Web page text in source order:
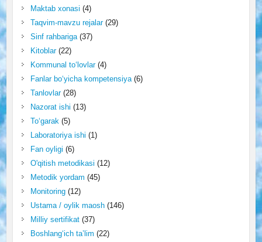
Maktab xonasi (4)
Taqvim-mavzu rejalar(29)
Sinf rahbariga(37)
Kitoblar(22)
Kommunal to‘lovlar(4)
Fanlar bo‘yicha kompetensiya(6)
Tanlovlar(28)
Nazorat ishi (13)
To‘garak (5)
Laboratoriya ishi (1)
Fan oyligi (6)
O'qitish metodikasi (12)
Metodik yordam (45)
Monitoring(12)
Ustama / oylik maosh(146)
Milliy sertifikat(37)
Boshlang‘ich ta’lim (22)